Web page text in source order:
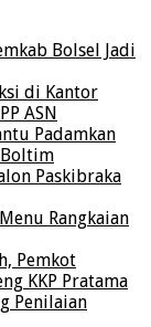
Bolsel Jadi
di Kantor
ASN
Padamkan
Boltim
Paskibraka
Rangkaian
Pemkot
KKP Pratama
Penilaian